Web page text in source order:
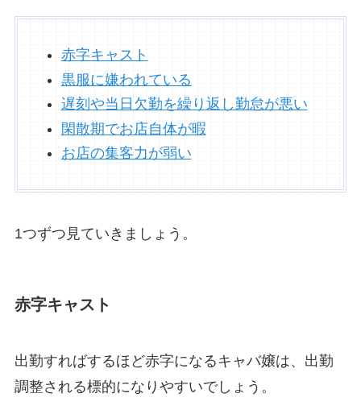
赤字キャスト
黒服に嫌われている
遅刻や当日欠勤を繰り返し勤怠が悪い
閑散期でお店自体が暇
お店の集客力が弱い
1つずつ見ていきましょう。
赤字キャスト
出勤すればするほど赤字になるキャバ嬢は、出勤
調整される標的になりやすいでしょう。